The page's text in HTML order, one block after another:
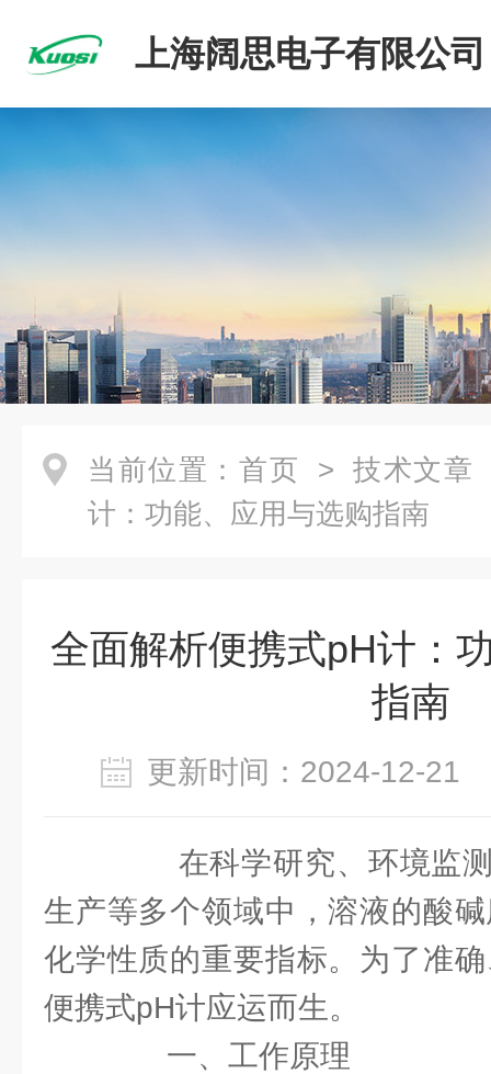
上海阔思电子有限公司
当前位置： 首页 > 技术文章
计：功能、应用与选购指南
全面解析便携式pH计：
指南
更新时间：2024-12-
在科学研究、环境监测
生产等多个领域中，溶液的酸
化学性质的重要指标。为了准
便携式pH计应运而生。
一、工作原理